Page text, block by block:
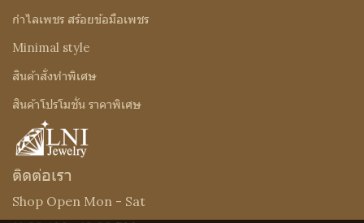
กำไลเพชร สร้อยข้อมือเพชร
Minimal style
สินค้าสั่งทำพิเศษ
สินค้าโปรโมชั่น ราคาพิเศษ
ติดต่อเรา
Shop Open Mon - Sat